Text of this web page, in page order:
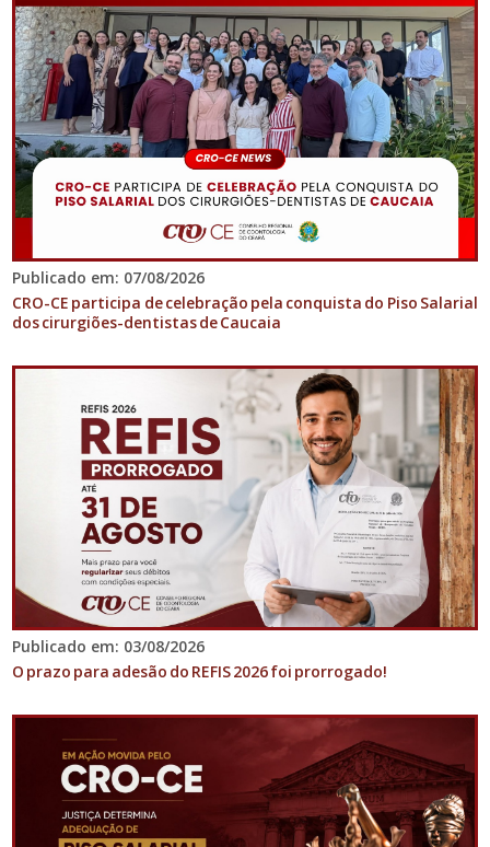
Publicado em: 07/08/2026
CRO-CE participa de celebração pela conquista do Piso Salarial
dos cirurgiões-dentistas de Caucaia
Publicado em: 03/08/2026
O prazo para adesão do REFIS 2026 foi prorrogado!